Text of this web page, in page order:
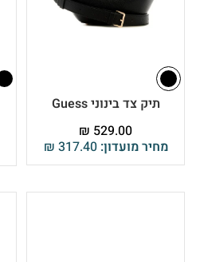
תיק צד בינוני Guess
מחיר מועדון: ₪ 317.40
₪ 529.00